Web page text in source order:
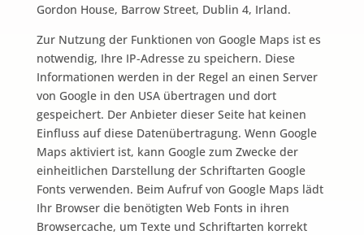
Gordon House, Barrow Street, Dublin 4, Irland.
Zur Nutzung der Funktionen von Google Maps ist es
notwendig, Ihre IP-Adresse zu speichern. Diese
Informationen werden in der Regel an einen Server
von Google in den USA übertragen und dort
gespeichert. Der Anbieter dieser Seite hat keinen
Einfluss auf diese Datenübertragung. Wenn Google
Maps aktiviert ist, kann Google zum Zwecke der
einheitlichen Darstellung der Schriftarten Google
Fonts verwenden. Beim Aufruf von Google Maps lädt
Ihr Browser die benötigten Web Fonts in ihren
Browsercache, um Texte und Schriftarten korrekt